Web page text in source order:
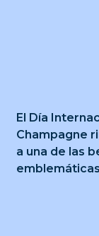
El Día
Champagne
a una de las